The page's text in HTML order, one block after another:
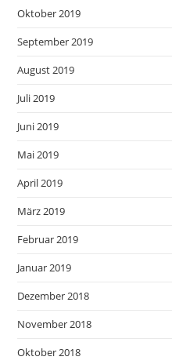
Oktober 2019
September 2019
August 2019
Juli 2019
Juni 2019
Mai 2019
April 2019
März 2019
Februar 2019
Januar 2019
Dezember 2018
November 2018
Oktober 2018